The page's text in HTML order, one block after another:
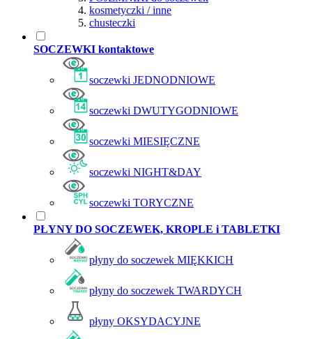
kosmetyczki / inne
chusteczki
SOCZEWKI kontaktowe
soczewki JEDNODNIOWE
soczewki DWUTYGODNIOWE
soczewki MIESIĘCZNE
soczewki NIGHT&DAY
soczewki TORYCZNE
PŁYNY DO SOCZEWEK, KROPLE i TABLETKI
płyny do soczewek MIĘKKICH
płyny do soczewek TWARDYCH
płyny OKSYDACYJNE